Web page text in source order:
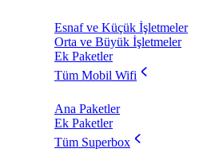
Esnaf ve Küçük İşletmeler
Orta ve Büyük İşletmeler
Ek Paketler
Tüm Mobil Wifi
Ana Paketler
Ek Paketler
Tüm Superbox